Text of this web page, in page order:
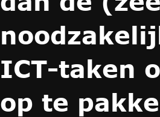
ICT-taken
op te